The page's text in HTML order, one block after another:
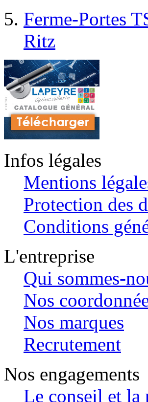
Ferme-Portes
Ritz
Infos légales
Mentions
Protection des
Conditions
L'entreprise
Qui sommes-
Nos
Nos marques
Recrutement
Nos engagements
Le conseil et